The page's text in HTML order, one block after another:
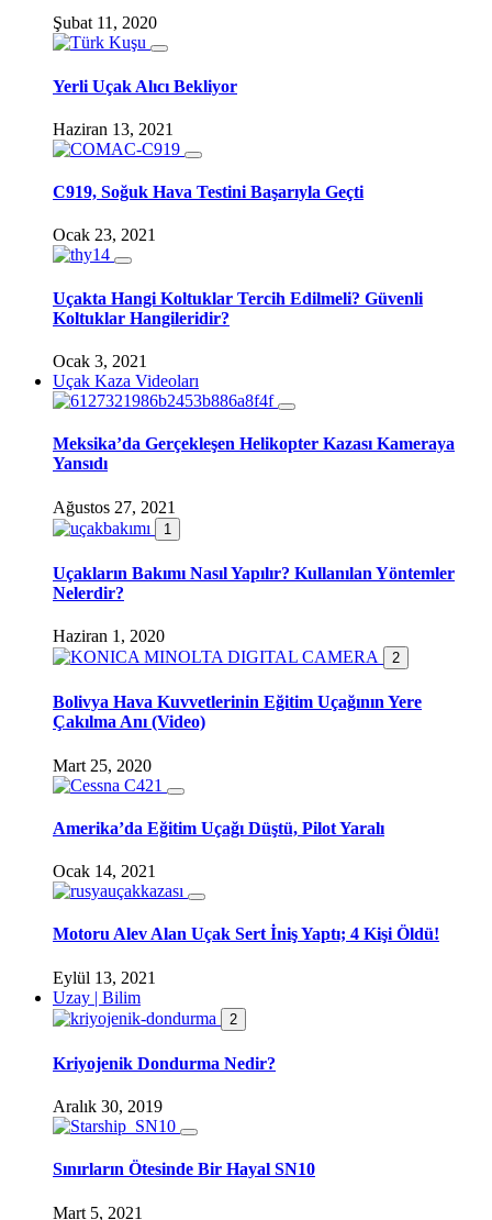
Şubat 11, 2020
Yerli Uçak Alıcı Bekliyor
Haziran 13, 2021
C919, Soğuk Hava Testini Başarıyla Geçti
Ocak 23, 2021
Uçakta Hangi Koltuklar Tercih Edilmeli? Güvenli
Koltuklar Hangileridir?
Ocak 3, 2021
Uçak Kaza Videoları
Meksika’da Gerçekleşen Helikopter Kazası Kameraya
Yansıdı
Ağustos 27, 2021
1
Uçakların Bakımı Nasıl Yapılır? Kullanılan Yöntemler
Nelerdir?
Haziran 1, 2020
2
Bolivya Hava Kuvvetlerinin Eğitim Uçağının Yere
Çakılma Anı (Video)
Mart 25, 2020
Amerika’da Eğitim Uçağı Düştü, Pilot Yaralı
Ocak 14, 2021
Motoru Alev Alan Uçak Sert İniş Yaptı; 4 Kişi Öldü!
Eylül 13, 2021
Uzay | Bilim
2
Kriyojenik Dondurma Nedir?
Aralık 30, 2019
Sınırların Ötesinde Bir Hayal SN10
Mart 5, 2021